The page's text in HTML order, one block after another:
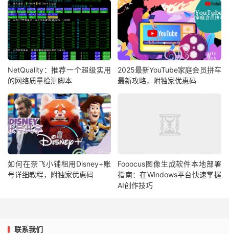
NetQuality：推荐一个超级实用
的网络质量检测脚本
2025最新YouTube家庭会员拼车
最新攻略，附独家优惠码
如何在奈飞小铺租用Disney+账
号详细教程，附独家优惠码
Fooocus图像生成软件本地部署
指南：在Windows平台快速掌握
AI创作技巧
联系我们